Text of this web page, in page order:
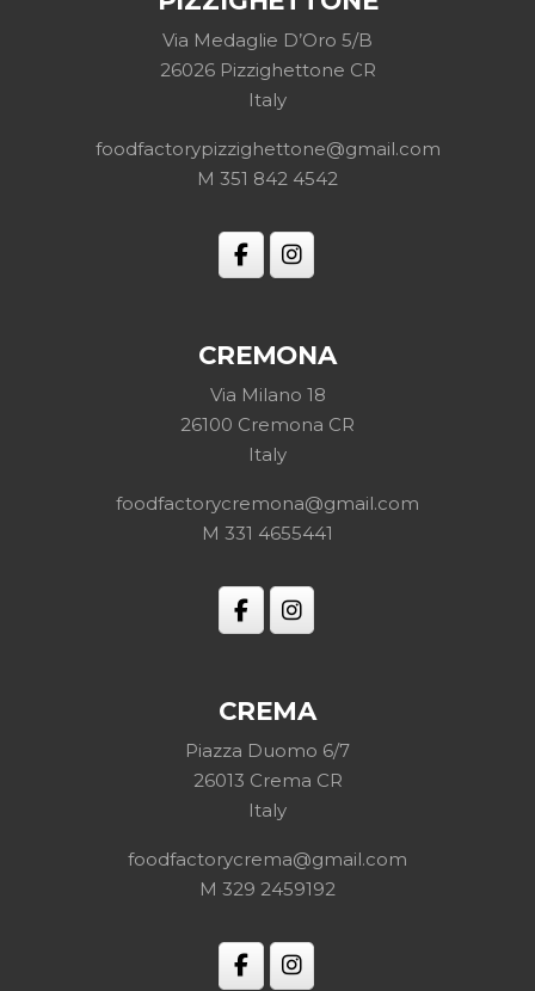
Via Medaglie D’Oro 5/B
26026 Pizzighettone CR
Italy
foodfactorypizzighettone@gmail.com
M 351 842 4542
CREMONA
Via Milano 18
26100 Cremona CR
Italy
foodfactorycremona@gmail.com
M 331 4655441
CREMA
Piazza Duomo 6/7
26013 Crema CR
Italy
foodfactorycrema@gmail.com
M 329 2459192